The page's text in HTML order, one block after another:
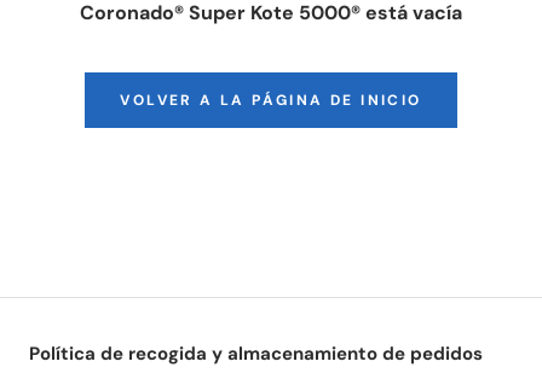
Coronado® Super Kote 5000® está vacía
VOLVER A LA PÁGINA DE INICIO
Política de recogida y almacenamiento de pedidos